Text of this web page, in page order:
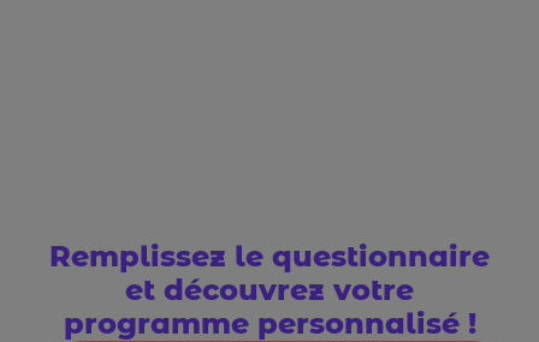
Remplissez le questionnaire
et découvrez votre
programme personnalisé !